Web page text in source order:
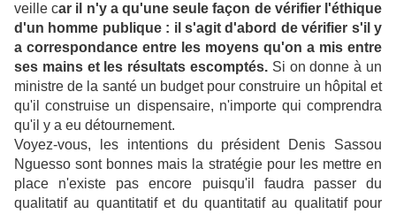
veille car il n'y a qu'une seule façon de vérifier l'éthique
d'un homme publique : il s'agit d'abord de vérifier s'il y
a correspondance entre les moyens qu'on a mis entre
ses mains et les résultats escomptés. Si on donne à un
ministre de la santé un budget pour construire un hôpital et
qu'il construise un dispensaire, n'importe qui comprendra
qu'il y a eu détournement.
Voyez-vous, les intentions du président Denis Sassou
Nguesso sont bonnes mais la stratégie pour les mettre en
place n'existe pas encore puisqu'il faudra passer du
qualitatif au quantitatif et du quantitatif au qualitatif pour